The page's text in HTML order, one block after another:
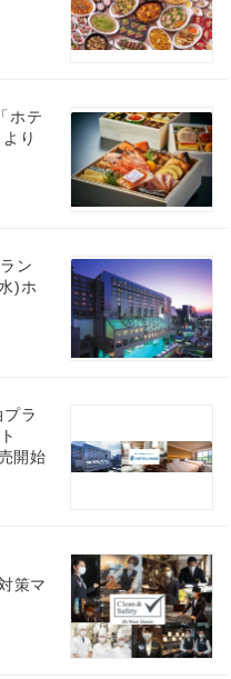
ホテ
り
ン
)ホ
ラ
開始
策マ